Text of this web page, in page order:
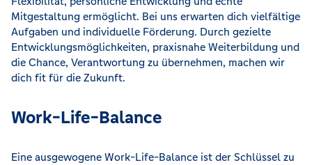
Mitgestaltung ermöglicht. Bei uns erwarten dich vielfältige
Aufgaben und individuelle Förderung. Durch gezielte
Entwicklungsmöglichkeiten, praxisnahe Weiterbildung und
die Chance, Verantwortung zu übernehmen, machen wir
dich fit für die Zukunft.
Work-Life-Balance
Eine ausgewogene Work-Life-Balance ist der Schlüssel zu